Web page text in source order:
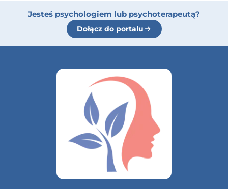
Jesteś psychologiem lub psychoterapeutą?
Dołącz do portalu